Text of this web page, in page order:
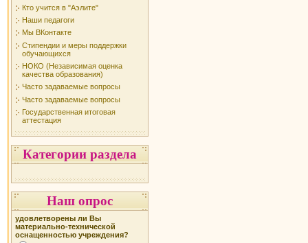
Кто учится в "Аэлите"
Наши педагоги
Мы ВКонтакте
Стипендии и меры поддержки
обучающихся
НОКО (Независимая оценка
качества образования)
Часто задаваемые вопросы
Часто задаваемые вопросы
Государственная итоговая
аттестация
Категории раздела
Наш опрос
удовлетворены ли Вы
материально-технической
оснащенностью учреждения?